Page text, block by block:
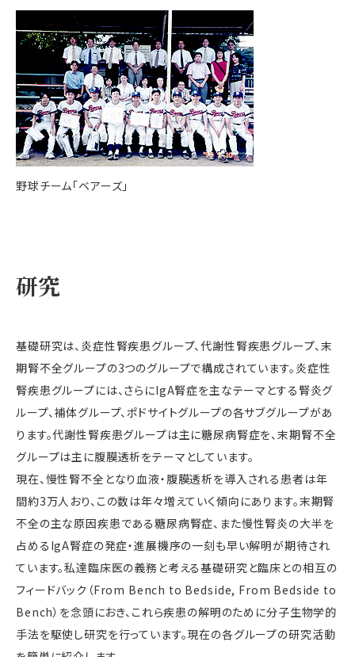
野球チーム「ベアーズ」
研究
基礎研究は、炎症性腎疾患グループ、代謝性腎疾患グループ、末
期腎不全グループの3つのグループで構成されています。炎症性
腎疾患グループには、さらにIgA腎症を主なテーマとする腎炎グ
ループ、補体グループ、ポドサイトグループの各サブグループがあ
ります。代謝性腎疾患グループは主に糖尿病腎症を、末期腎不全
グループは主に腹膜透析をテーマとしています。
現在、慢性腎不全となり血液・腹膜透析を導入される患者は年
間約3万人おり、この数は年々増えていく傾向にあります。末期腎
不全の主な原因疾患である糖尿病腎症、また慢性腎炎の大半を
占めるIgA腎症の発症・進展機序の一刻も早い解明が期待され
ています。私達臨床医の義務と考える基礎研究と臨床との相互の
フィードバック（From Bench to Bedside, From Bedside to
Bench）を念頭におき、これら疾患の解明のために分子生物学的
手法を駆使し研究を行っています。現在の各グループの研究活動